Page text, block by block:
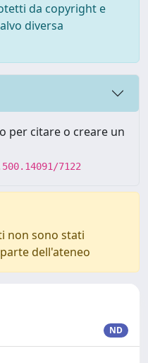
da copyright e
diversa
per citare o creare un
7122
non sono stati
dell'ateneo
ND